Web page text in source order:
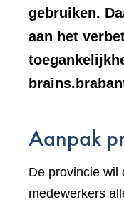
gebruiken.
aan het
Aanpak
De provincie wil
medewerkers